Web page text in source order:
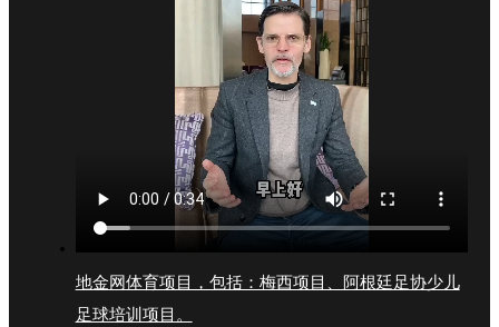
地金网体育项目，包括：梅西项目、阿根廷足协少儿
足球培训项目。